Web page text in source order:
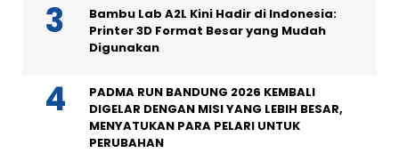
Bambu Lab A2L Kini Hadir di Indonesia:
Printer 3D Format Besar yang Mudah
Digunakan
PADMA RUN BANDUNG 2026 KEMBALI
DIGELAR DENGAN MISI YANG LEBIH BESAR,
MENYATUKAN PARA PELARI UNTUK
PERUBAHAN